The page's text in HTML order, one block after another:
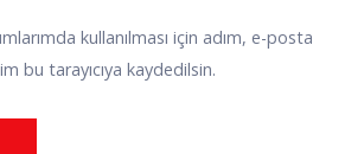
kullanılması için adım, e-posta
bu tarayıcıya kaydedilsin.